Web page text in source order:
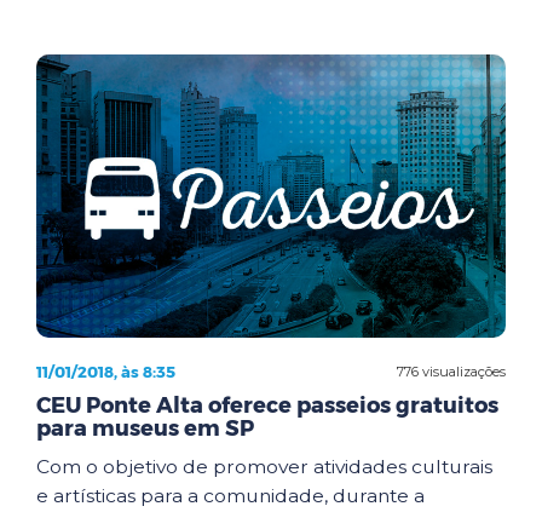
776 visualizações
11/01/2018, às 8:35
CEU Ponte Alta oferece passeios gratuitos
para museus em SP
Com o objetivo de promover atividades culturais
e artísticas para a comunidade, durante a